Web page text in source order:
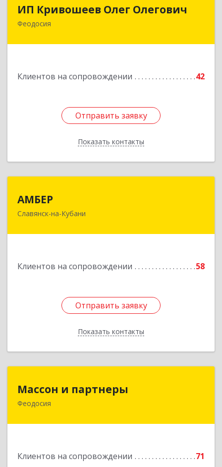
ИП Кривошеев Олег Олегович
Феодосия
Клиентов на сопровождении 42
Отправить заявку
Показать контакты
Отправить заявку
Назад
АМБЕР
Славянск-на-Кубани
Клиентов на сопровождении 58
Отправить заявку
Показать контакты
353562, Краснодарский край, Славянский р-н,
Отправить заявку
Назад
Массон и партнеры
Феодосия
Клиентов на сопровождении
71
298112, Крым Респ, Феодосия г, Крымская ул,